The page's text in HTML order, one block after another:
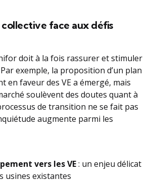
collective face aux défis
doit à la fois rassurer et stimuler
exemple, la proposition d’un plan
en faveur des VE a émergé, mais
soulèvent des doutes quant à
de transition ne se fait pas
augmente parmi les
vers les VE: un enjeu délicat
usines existantes